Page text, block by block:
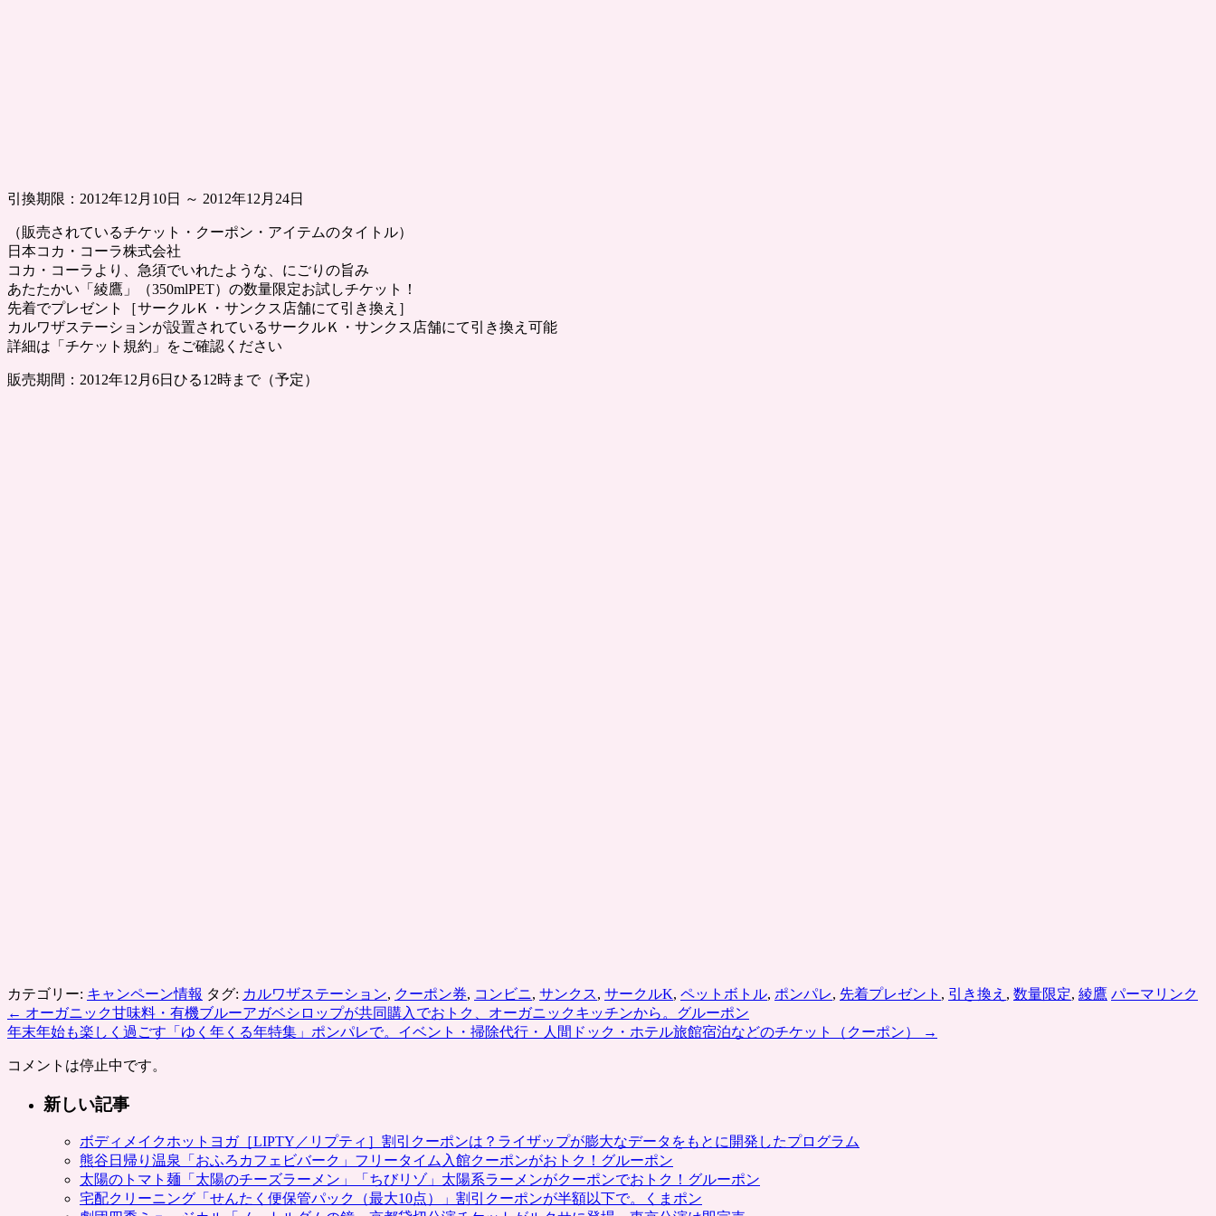
引換期限：2012年12月10日 ～ 2012年12月24日
（販売されているチケット・クーポン・アイテムのタイトル）
日本コカ・コーラ株式会社
コカ・コーラより、急須でいれたような、にごりの旨み
あたたかい「綾鷹」（350mlPET）の数量限定お試しチケット！
先着でプレゼント［サークルＫ・サンクス店舗にて引き換え］
カルワザステーションが設置されているサークルＫ・サンクス店舗にて引き換え可能
詳細は「チケット規約」をご確認ください
販売期間：2012年12月6日ひる12時まで（予定）
カテゴリー: キャンペーン情報 タグ: カルワザステーション, クーポン券, コンビニ, サンクス, サークルK, ペットボトル, ポンパレ, 先着プレゼント , 引き換え , 数量限定, 綾鷹 パーマリンク
← オーガニック甘味料・有機ブルーアガベシロップが共同購入でおトク、オーガニックキッチンから。グルーポン
年末年始も楽しく過ごす「ゆく年くる年特集」ポンパレで。イベント・掃除代行・人間ドック・ホテル旅館宿泊などのチケット（クーポン）
→
コメントは停止中です。
新しい記事
ボディメイクホットヨガ［LIPTY／リプティ］割引クーポンは？ライザップが膨大なデータをもとに開発したプログラム
熊谷日帰り温泉「おふろカフェビバーク」フリータイム入館クーポンがおトク！グルーポン
太陽のトマト麺「太陽のチーズラーメン」「ちびリゾ」太陽系ラーメンがクーポンでおトク！グルーポン
宅配クリーニング「せんたく便保管パック（最大10点）」割引クーポンが半額以下で。くまポン